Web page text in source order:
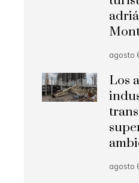
agosto
Los
agosto